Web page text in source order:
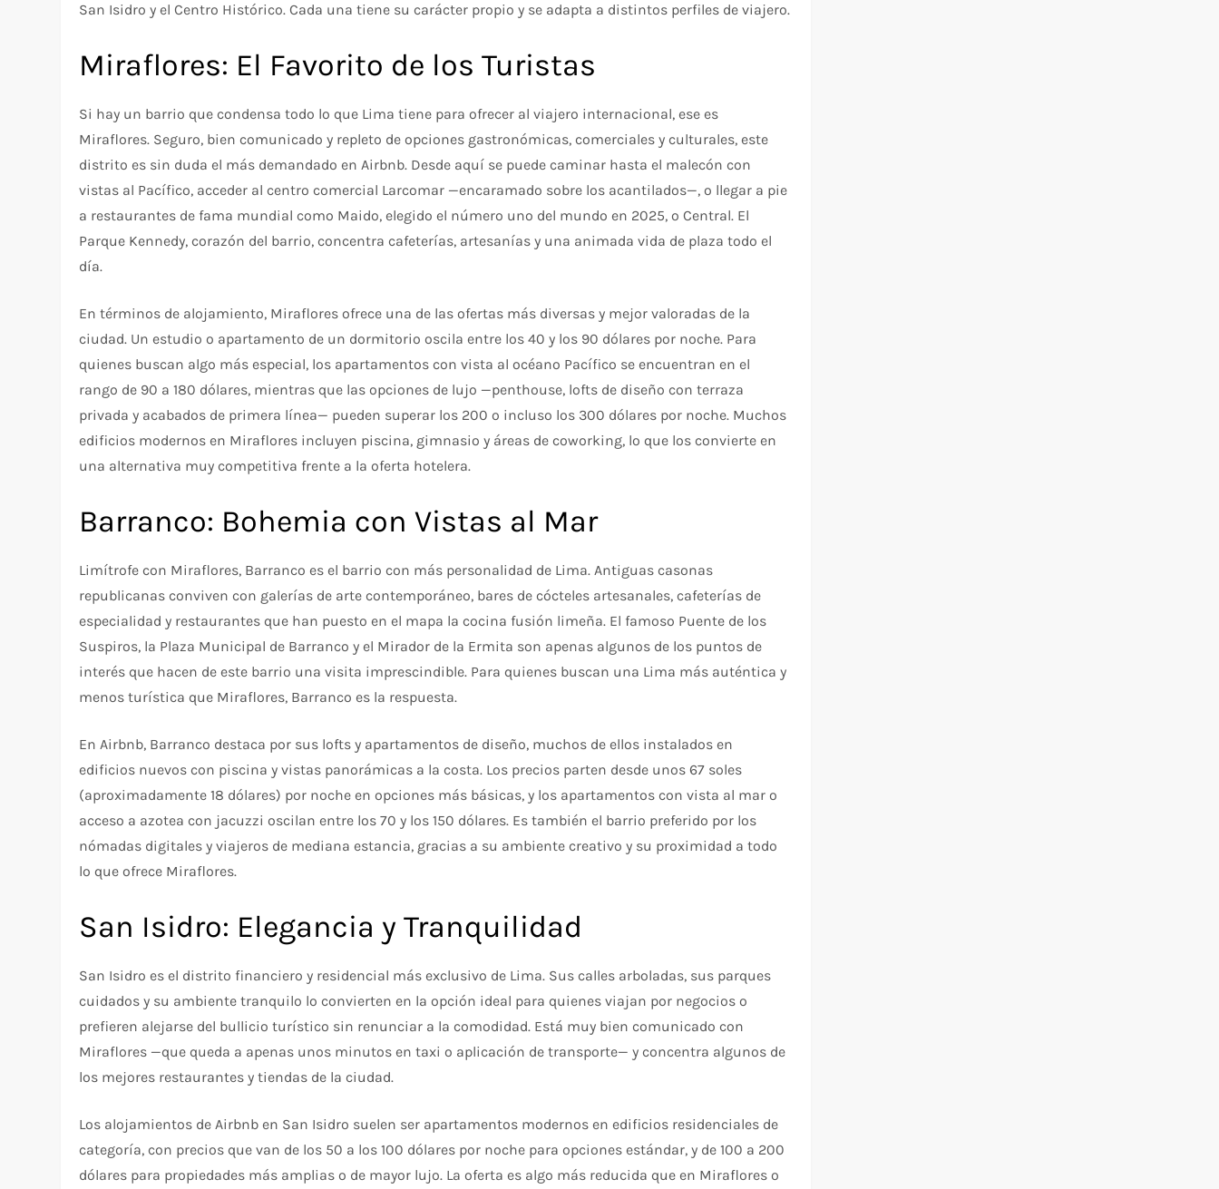
San Isidro y el Centro Histórico. Cada una tiene su carácter propio y se adapta a distintos perfiles de viajero.
Miraflores: El Favorito de los Turistas
Si hay un barrio que condensa todo lo que Lima tiene para ofrecer al viajero internacional, ese es
Miraflores. Seguro, bien comunicado y repleto de opciones gastronómicas, comerciales y culturales, este
distrito es sin duda el más demandado en Airbnb. Desde aquí se puede caminar hasta el malecón con
vistas al Pacífico, acceder al centro comercial Larcomar —encaramado sobre los acantilados—, o llegar a pie
a restaurantes de fama mundial como Maido, elegido el número uno del mundo en 2025, o Central. El
Parque Kennedy, corazón del barrio, concentra cafeterías, artesanías y una animada vida de plaza todo el
día.
En términos de alojamiento, Miraflores ofrece una de las ofertas más diversas y mejor valoradas de la
ciudad. Un estudio o apartamento de un dormitorio oscila entre los 40 y los 90 dólares por noche. Para
quienes buscan algo más especial, los apartamentos con vista al océano Pacífico se encuentran en el
rango de 90 a 180 dólares, mientras que las opciones de lujo —penthouse, lofts de diseño con terraza
privada y acabados de primera línea— pueden superar los 200 o incluso los 300 dólares por noche. Muchos
edificios modernos en Miraflores incluyen piscina, gimnasio y áreas de coworking, lo que los convierte en
una alternativa muy competitiva frente a la oferta hotelera.
Barranco: Bohemia con Vistas al Mar
Limítrofe con Miraflores, Barranco es el barrio con más personalidad de Lima. Antiguas casonas
republicanas conviven con galerías de arte contemporáneo, bares de cócteles artesanales, cafeterías de
especialidad y restaurantes que han puesto en el mapa la cocina fusión limeña. El famoso Puente de los
Suspiros, la Plaza Municipal de Barranco y el Mirador de la Ermita son apenas algunos de los puntos de
interés que hacen de este barrio una visita imprescindible. Para quienes buscan una Lima más auténtica y
menos turística que Miraflores, Barranco es la respuesta.
En Airbnb, Barranco destaca por sus lofts y apartamentos de diseño, muchos de ellos instalados en
edificios nuevos con piscina y vistas panorámicas a la costa. Los precios parten desde unos 67 soles
(aproximadamente 18 dólares) por noche en opciones más básicas, y los apartamentos con vista al mar o
acceso a azotea con jacuzzi oscilan entre los 70 y los 150 dólares. Es también el barrio preferido por los
nómadas digitales y viajeros de mediana estancia, gracias a su ambiente creativo y su proximidad a todo
lo que ofrece Miraflores.
San Isidro: Elegancia y Tranquilidad
San Isidro es el distrito financiero y residencial más exclusivo de Lima. Sus calles arboladas, sus parques
cuidados y su ambiente tranquilo lo convierten en la opción ideal para quienes viajan por negocios o
prefieren alejarse del bullicio turístico sin renunciar a la comodidad. Está muy bien comunicado con
Miraflores —que queda a apenas unos minutos en taxi o aplicación de transporte— y concentra algunos de
los mejores restaurantes y tiendas de la ciudad.
Los alojamientos de Airbnb en San Isidro suelen ser apartamentos modernos en edificios residenciales de
categoría, con precios que van de los 50 a los 100 dólares por noche para opciones estándar, y de 100 a 200
dólares para propiedades más amplias o de mayor lujo. La oferta es algo más reducida que en Miraflores o